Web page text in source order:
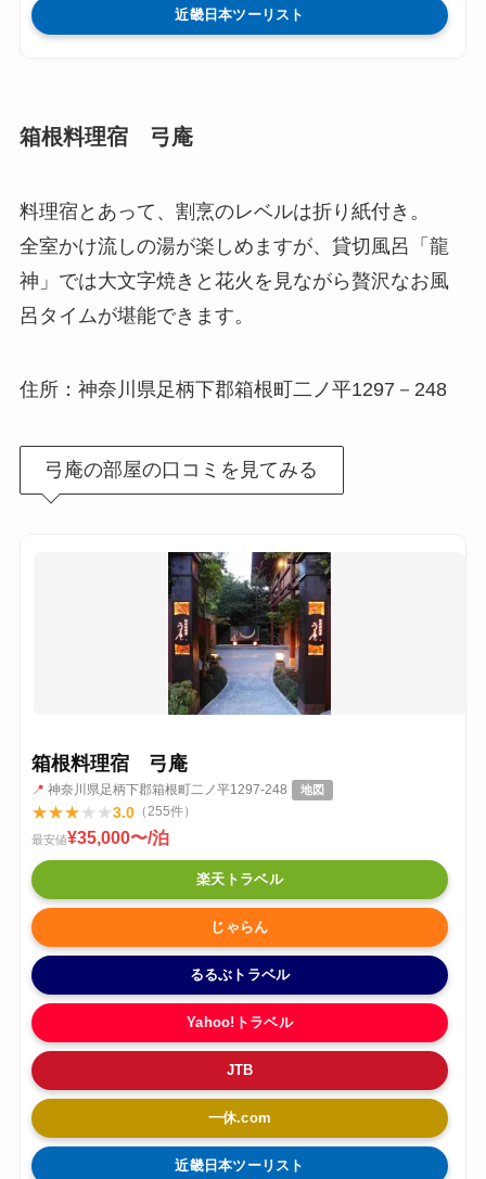
近畿日本ツーリスト
箱根料理宿 弓庵
料理宿とあって、割烹のレベルは折り紙付き。
全室かけ流しの湯が楽しめますが、貸切風呂「龍
神」では大文字焼きと花火を見ながら贅沢なお風
呂タイムが堪能できます。
住所：神奈川県足柄下郡箱根町二ノ平1297－248
弓庵の部屋の口コミを見てみる
箱根料理宿 弓庵
📍 神奈川県足柄下郡箱根町二ノ平1297-248 地図
★★★★ ★3.0（255件）
最安値¥35,000〜/泊
楽天トラベル
じゃらん
るるぶトラベル
Yahoo!トラベル
JTB
一休.com
近畿日本ツーリスト